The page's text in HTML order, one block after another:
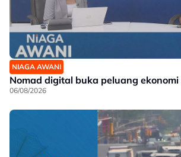
NIAGA AWANI
Nomad digital buka peluang
06/08/2026